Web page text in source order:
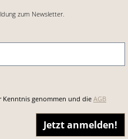
zum Newsletter.
Kenntnis genommen und die AGB
Jetzt anmelden!